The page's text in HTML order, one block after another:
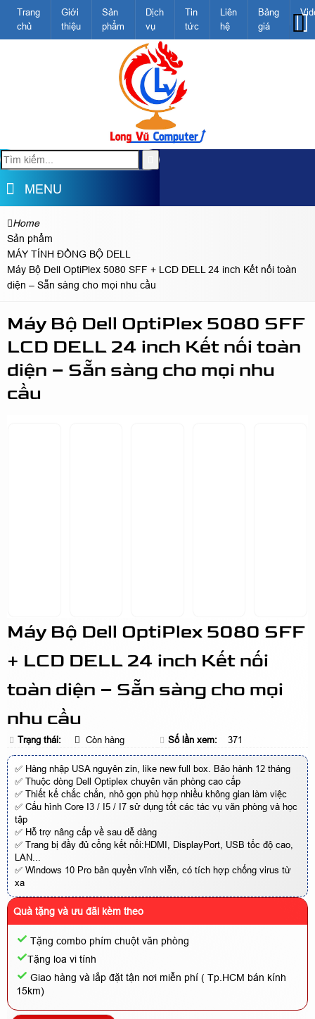
Trang
chủ
Giới
thiệu
Sản
phẩm
Dịch
vụ
Tin
tức
Liên
hệ
Bảng
giá
MENU
Home
Sản phẩm
MÁY TÍNH ĐỒNG BỘ DELL
Máy Bộ Dell OptiPlex 5080 SFF + LCD DELL 24 inch Kết nối toàn
diện – Sẵn sàng cho mọi nhu cầu
Máy Bộ Dell OptiPlex 5080 SFF
LCD DELL 24 inch Kết nối toàn
diện – Sẵn sàng cho mọi nhu
cầu
Máy Bộ Dell OptiPlex 5080 SFF
+ LCD DELL 24 inch Kết nối
toàn diện – Sẵn sàng cho mọi
nhu cầu
Trạng thái: Còn hàng Số lần xem: 371
✅ Hàng nhập USA nguyên zin, like new full box. Bảo hành 12 tháng
✅ Thuộc dòng Dell Optiplex chuyên văn phòng cao cấp
✅ Thiết kế chắc chắn, nhỏ gọn phù hợp nhiều không gian làm việc
✅ Cấu hình Core I3 / I5 / I7 sử dụng tốt các tác vụ văn phòng và học
tập
✅ Hỗ trợ nâng cấp về sau dễ dàng
✅ Trang bị đầy đủ cổng kết nối:HDMI, DisplayPort, USB tốc độ cao,
LAN...
✅ Windows 10 Pro bản quyền vĩnh viễn, có tích hợp chống virus từ
xa
Quà tặng và ưu đãi kèm theo
Tặng combo phím chuột văn phòng
Tặng loa vi tính
Giao hàng và lắp đặt tận nơi miễn phí ( Tp.HCM bán kính
15km)